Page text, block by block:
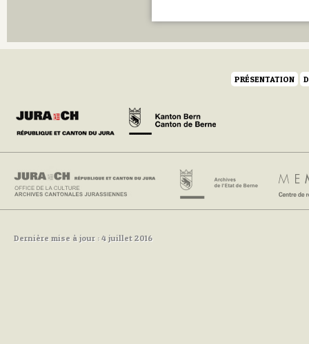
PRÉSENTATION
Dernière mise à jour : 4 juillet 2016